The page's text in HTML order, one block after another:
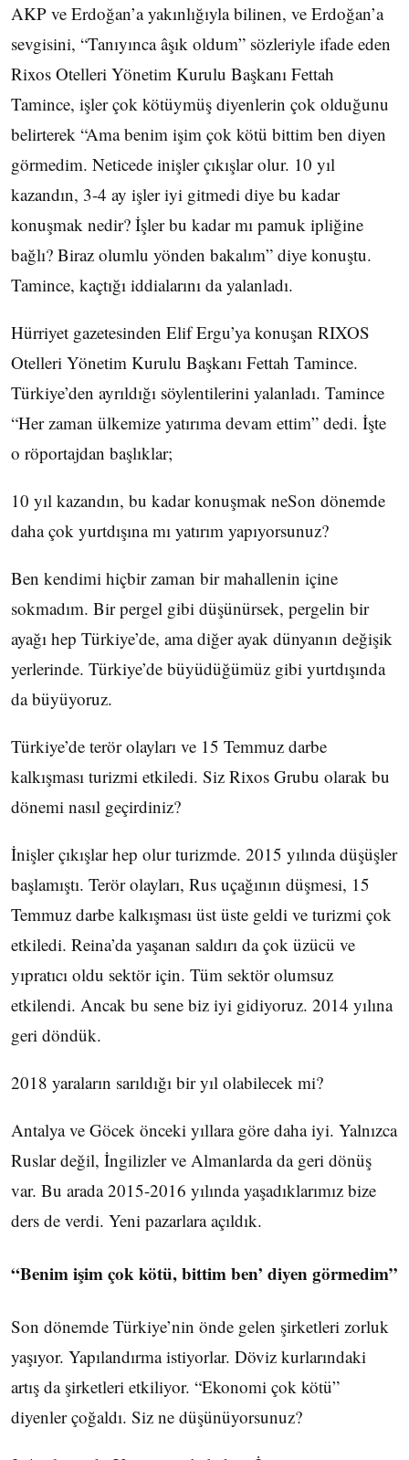
AKP ve Erdoğan’a yakınlığıyla bilinen, ve Erdoğan’a
sevgisini, “Tanıyınca âşık oldum” sözleriyle ifade eden
Rixos Otelleri Yönetim Kurulu Başkanı Fettah
Tamince, işler çok kötüymüş diyenlerin çok olduğunu
belirterek “Ama benim işim çok kötü bittim ben diyen
görmedim. Neticede inişler çıkışlar olur. 10 yıl
kazandın, 3-4 ay işler iyi gitmedi diye bu kadar
konuşmak nedir? İşler bu kadar mı pamuk ipliğine
bağlı? Biraz olumlu yönden bakalım” diye konuştu.
Tamince, kaçtığı iddialarını da yalanladı.
Hürriyet gazetesinden Elif Ergu’ya konuşan RIXOS
Otelleri Yönetim Kurulu Başkanı Fettah Tamince.
Türkiye’den ayrıldığı söylentilerini yalanladı. Tamince
“Her zaman ülkemize yatırıma devam ettim” dedi. İşte
o röportajdan başlıklar;
10 yıl kazandın, bu kadar konuşmak neSon dönemde
daha çok yurtdışına mı yatırım yapıyorsunuz?
Ben kendimi hiçbir zaman bir mahallenin içine
sokmadım. Bir pergel gibi düşünürsek, pergelin bir
ayağı hep Türkiye’de, ama diğer ayak dünyanın değişik
yerlerinde. Türkiye’de büyüdüğümüz gibi yurtdışında
da büyüyoruz.
Türkiye’de terör olayları ve 15 Temmuz darbe
kalkışması turizmi etkiledi. Siz Rixos Grubu olarak bu
dönemi nasıl geçirdiniz?
İnişler çıkışlar hep olur turizmde. 2015 yılında düşüşler
başlamıştı. Terör olayları, Rus uçağının düşmesi, 15
Temmuz darbe kalkışması üst üste geldi ve turizmi çok
etkiledi. Reina’da yaşanan saldırı da çok üzücü ve
yıpratıcı oldu sektör için. Tüm sektör olumsuz
etkilendi. Ancak bu sene biz iyi gidiyoruz. 2014 yılına
geri döndük.
2018 yaraların sarıldığı bir yıl olabilecek mi?
Antalya ve Göcek önceki yıllara göre daha iyi. Yalnızca
Ruslar değil, İngilizler ve Almanlarda da geri dönüş
var. Bu arada 2015-2016 yılında yaşadıklarımız bize
ders de verdi. Yeni pazarlara açıldık.
“Benim işim çok kötü, bittim ben’ diyen görmedim”
Son dönemde Türkiye’nin önde gelen şirketleri zorluk
yaşıyor. Yapılandırma istiyorlar. Döviz kurlarındaki
artış da şirketleri etkiliyor. “Ekonomi çok kötü”
diyenler çoğaldı. Siz ne düşünüyorsunuz?